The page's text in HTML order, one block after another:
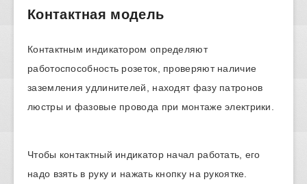
Контактная модель
Контактным индикатором определяют
работоспособность розеток, проверяют наличие
заземления удлинителей, находят фазу патронов
люстры и фазовые провода при монтаже электрики.
Чтобы контактный индикатор начал работать, его
надо взять в руку и нажать кнопку на рукоятке.